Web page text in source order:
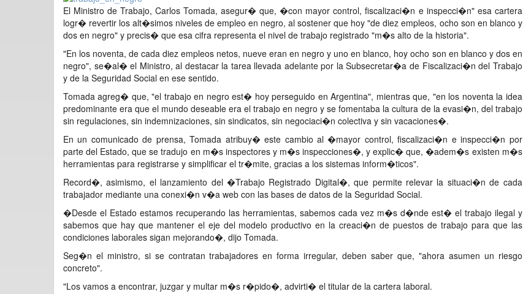
El Ministro de Trabajo, Carlos Tomada, asegur� que, �con mayor control, fiscalizaci�n e inspecci�n" esa cartera
logr� revertir los alt�simos niveles de empleo en negro, al sostener que hoy "de diez empleos, ocho son en blanco y
dos en negro" y precis� que esa cifra representa el nivel de trabajo registrado "m�s alto de la historia".
"En los noventa, de cada diez empleos netos, nueve eran en negro y uno en blanco, hoy ocho son en blanco y dos en
negro", se�al� el Ministro, al destacar la tarea llevada adelante por la Subsecretar�a de Fiscalizaci�n del Trabajo
y de la Seguridad Social en ese sentido.
Tomada agreg� que, "el trabajo en negro est� hoy perseguido en Argentina", mientras que, "en los noventa la idea
predominante era que el mundo deseable era el trabajo en negro y se fomentaba la cultura de la evasi�n, del trabajo
sin regulaciones, sin indemnizaciones, sin sindicatos, sin negociaci�n colectiva y sin vacaciones�.
En un comunicado de prensa, Tomada atribuy� este cambio al �mayor control, fiscalizaci�n e inspecci�n por
parte del Estado, que se tradujo en m�s inspectores y m�s inspecciones�, y explic� que, �adem�s existen m�s
herramientas para registrarse y simplificar el tr�mite, gracias a los sistemas inform�ticos".
Record�, asimismo, el lanzamiento del �Trabajo Registrado Digital�, que permite relevar la situaci�n de cada
trabajador mediante una conexi�n v�a web con las bases de datos de la Seguridad Social.
�Desde el Estado estamos recuperando las herramientas, sabemos cada vez m�s d�nde est� el trabajo ilegal y
sabemos que hay que mantener el eje del modelo productivo en la creaci�n de puestos de trabajo para que las
condiciones laborales sigan mejorando�, dijo Tomada.
Seg�n el ministro, si se contratan trabajadores en forma irregular, deben saber que, "ahora asumen un riesgo
concreto".
"Los vamos a encontrar, juzgar y multar m�s r�pido�, advirti� el titular de la cartera laboral.